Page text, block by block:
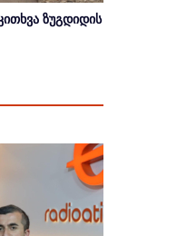
ზუგდიდის